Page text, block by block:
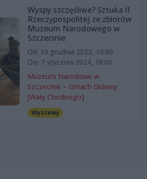
Wyspy szczęśliwe? Sztuka II
Rzeczypospolitej ze zbiorów
Muzeum Narodowego w
Szczecinie
Od: 10 grudnia 2022, 10:00
Do: 7 stycznia 2024, 18:00
Muzeum Narodowe w
Szczecinie – Gmach Główny
[Wały Chrobrego]
Wystawy